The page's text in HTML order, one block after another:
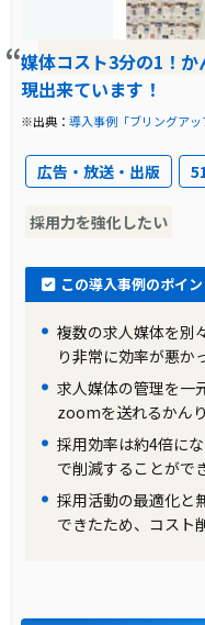
2020年卒採用から
様は採用人数を大
の採用予定人数は
対応していました
用チームの人数を
一部をアウトソー
り取りが煩雑にな
導入前の課題に対す
採用管理システム
インスペース様は
ました。その中で
紹介会社目線での
社とのやり取りの
価され、導入を決
媒体コスト3分の1！
現出来ています！
※出典：導入事例「ブリングア
広告・放送・出版
採用力を強化したい
この導入事例のポイ
複数の求人媒体を別
り非常に効率が悪か
求人媒体の管理を一
zoomを送れるかん
採用効率は約4倍に
で削減することがで
採用活動の最適化と
できたため、コスト